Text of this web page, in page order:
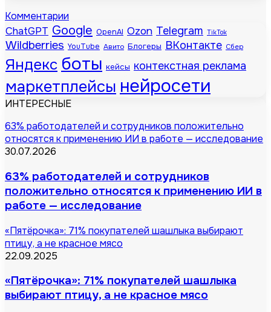
Комментарии
ChatGPT Google OpenAI Ozon Telegram TikTok
Wildberries YouTube Авито Блогеры ВКонтакте Сбер
Яндекс боты кейсы контекстная реклама
маркетплейсы нейросети
ИНТЕРЕСНЫЕ
63% работодателей и сотрудников положительно
относятся к применению ИИ в работе — исследование
30.07.2026
63% работодателей и сотрудников
положительно относятся к применению ИИ в
работе — исследование
«Пятёрочка»: 71% покупателей шашлыка выбирают
птицу, а не красное мясо
22.09.2025
«Пятёрочка»: 71% покупателей шашлыка
выбирают птицу, а не красное мясо